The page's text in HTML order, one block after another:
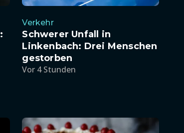
Verkehr
Schwerer Unfall in
Linkenbach: Drei Menschen
gestorben
Vor 4 Stunden